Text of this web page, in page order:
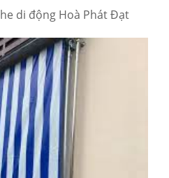
di động Hoà Phát Đạt